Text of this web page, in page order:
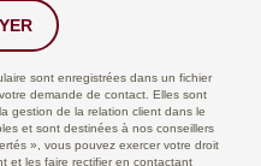
sont enregistrées dans un fichier
demande de contact. Elles sont
gestion de la relation client dans le
et sont destinées à nos conseillers
», vous pouvez exercer votre droit
et les faire rectifier en contactant